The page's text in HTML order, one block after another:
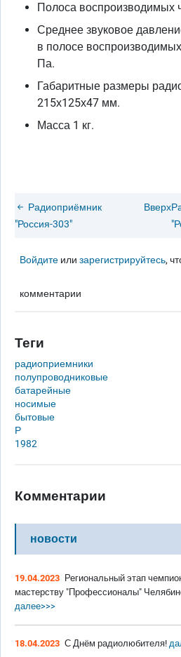
Полоса воспроизводимых
Среднее звуковое
в полосе
Па.
Габаритные размеры
215х125х47 мм.
Масса 1 кг.
Радиоприёмник
"Россия-303"
Вверх
Войдите илизарегистрируйтесь,
комментарии
Теги
радиоприемники
полупроводниковые
батарейные
носимые
бытовые
Р
1982
Комментарии
новости
19.04.2023 Региональный этап
мастерству "Профессионалы"
далее>>>
18.04.2023 С Днём радиолюбителя!